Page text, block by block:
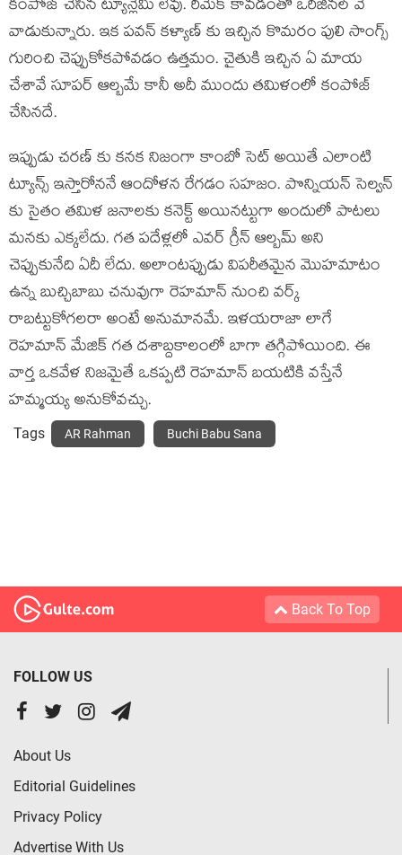
కంపోజ్ చేసిన ట్యూన్లేమీ లేవు. రీమేక్ కావడంతో ఒరిజినల్ వే
వాడుకున్నారు. ఇక పవన్ కళ్యాణ్ కు ఇచ్చిన కొమరం పులి సాంగ్స్
గురించి చెప్పుకోకపోవడం ఉత్తమం. చైతుకి ఇచ్చిన ఏ మాయ
చేశావే సూపర్ ఆల్బమే కానీ అదీ ముందు తమిళంలో కంపోజ్
చేసినదే.
ఇప్పుడు చరణ్ కు కనక నిజంగా కాంబో సెట్ అయితే ఎలాంటి
ట్యూన్స్ ఇస్తారోననే ఆందోళన రేగడం సహజం. పొన్నియన్ సెల్వన్
కు సైతం తమిళ జనాలకు కనెక్ట్ అయినట్టుగా అందులో పాటలు
మనకు ఎక్కలేదు. గత పదేళ్లలో ఎవర్ గ్రీన్ ఆల్బమ్ అని
చెప్పుకునేది ఏదీ లేదు. అలాంటప్పుడు విపరీతమైన మొహమాటం
ఉన్న బుచ్చిబాబు చనువుగా రెహమాన్ నుంచి వర్క్
రాబట్టుకోగలరా అంటే అనుమానమే. ఇళయరాజా లాగే
రెహమాన్ మేజిక్ గత దశాబ్దకాలంలో బాగా తగ్గిపోయింది. ఈ
వార్త ఒకవేళ నిజమైతే ఒకప్పటి రెహమాన్ బయటికి వస్తేనే
హమ్మయ్య అనుకోవచ్చు.
Tags AR Rahman Buchi Babu Sana
Back To Top
FOLLOW US
About Us
Editorial Guidelines
Privacy Policy
Advertise With Us